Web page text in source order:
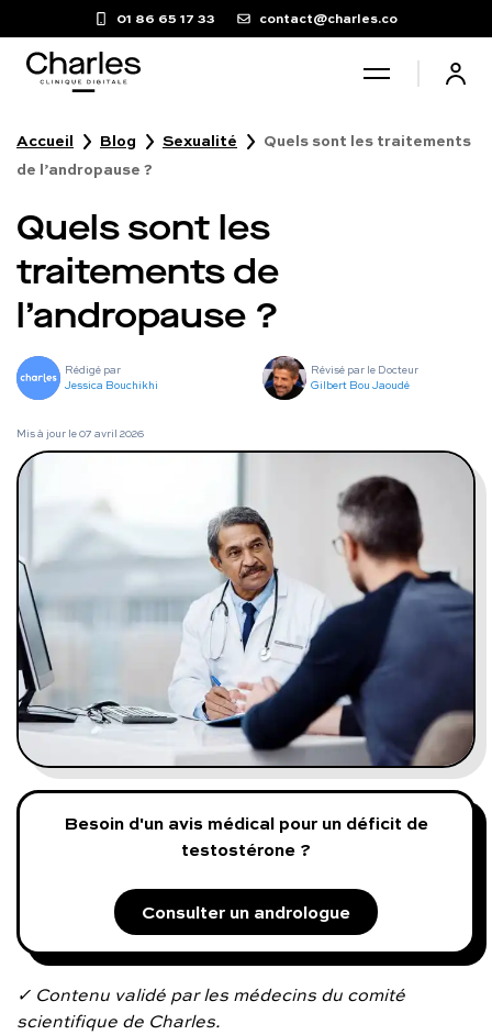
01 86 65 17 33 contact@charles.co
Santé sexuelle
Poids
Troubles du sommeil
Fertilité masculine
Chute de cheveux
Programmes digitaux
Comment ça marche ?
Notre approche médicale
Blog
Prenez soin de vous :
Consultez un médecin
Vous avez des questions :
FAQ complète
Accueil Blog Sexualité
Quels sont les traitements
de l’andropause ?
Quels sont les
traitements de
l’andropause ?
Rédigé par
Jessica Bouchikhi
Révisé par le Docteur
Gilbert Bou Jaoudé
Mis à jour le07 avril 2026
Besoin d'un avis médical pour un déficit de
testostérone ?
Consulter un andrologue
✓ Contenu validé par les médecins du comité
scientifique de Charles.